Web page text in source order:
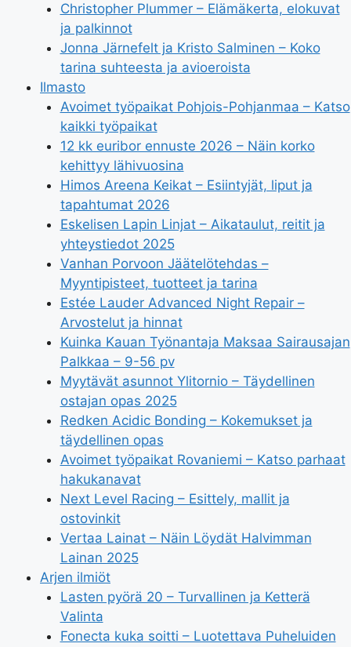
Christopher Plummer – Elämäkerta, elokuvat
ja palkinnot
Jonna Järnefelt ja Kristo Salminen – Koko
tarina suhteesta ja avioeroista
Ilmasto
Avoimet työpaikat Pohjois-Pohjanmaa – Katso
kaikki työpaikat
12 kk euribor ennuste 2026 – Näin korko
kehittyy lähivuosina
Himos Areena Keikat – Esiintyjät, liput ja
tapahtumat 2026
Eskelisen Lapin Linjat – Aikataulut, reitit ja
yhteystiedot 2025
Vanhan Porvoon Jäätelötehdas –
Myyntipisteet, tuotteet ja tarina
Estée Lauder Advanced Night Repair –
Arvostelut ja hinnat
Kuinka Kauan Työnantaja Maksaa Sairausajan
Palkkaa – 9-56 pv
Myytävät asunnot Ylitornio – Täydellinen
ostajan opas 2025
Redken Acidic Bonding – Kokemukset ja
täydellinen opas
Avoimet työpaikat Rovaniemi – Katso parhaat
hakukanavat
Next Level Racing – Esittely, mallit ja
ostovinkit
Vertaa Lainat – Näin Löydät Halvimman
Lainan 2025
Arjen ilmiöt
Lasten pyörä 20 – Turvallinen ja Ketterä
Valinta
Fonecta kuka soitti – Luotettava Puheluiden